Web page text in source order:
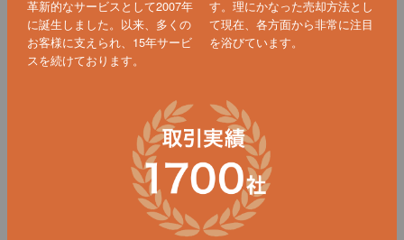
革新的なサービスとして2007年
に誕生しました。以来、多くの
お客様に支えられ、15年サービ
スを続けております。
す。理にかなった売却方法とし
て現在、各方面から非常に注目
を浴びています。